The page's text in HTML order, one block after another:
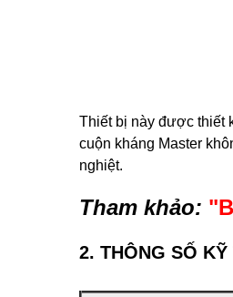
Thiết bị này được thiết
cuộn kháng Master
nghiệt.
Tham khảo: "
2. THÔNG SỐ KỸ